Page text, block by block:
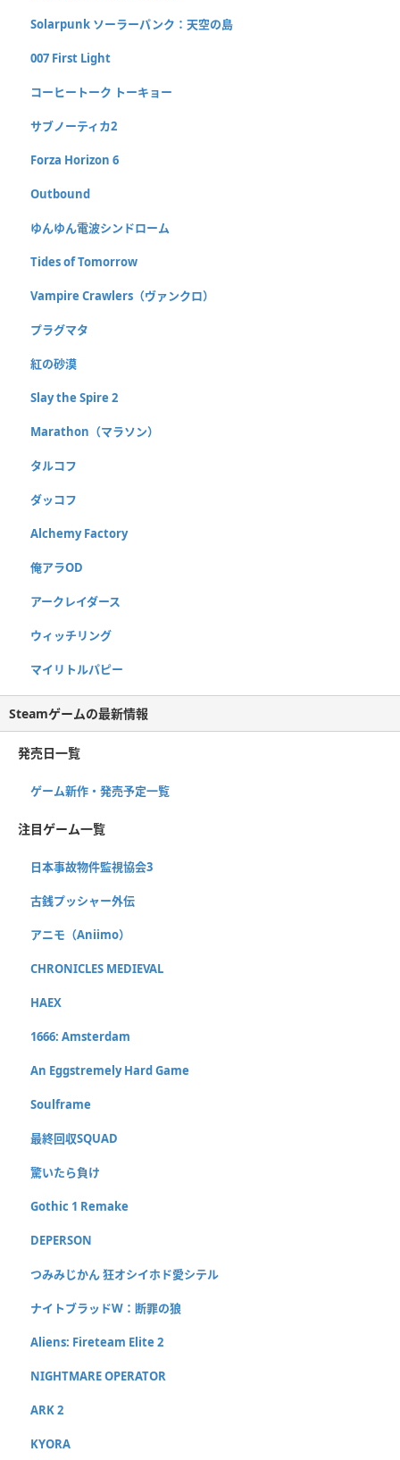
Solarpunk ソーラーパンク：天空の島
007 First Light
コーヒートーク トーキョー
サブノーティカ2
Forza Horizon 6
Outbound
ゆんゆん電波シンドローム
Tides of Tomorrow
Vampire Crawlers（ヴァンクロ）
プラグマタ
紅の砂漠
Slay the Spire 2
Marathon（マラソン）
タルコフ
ダッコフ
Alchemy Factory
俺アラOD
アークレイダース
ウィッチリング
マイリトルパピー
Steamゲームの最新情報
発売日一覧
ゲーム新作・発売予定一覧
注目ゲーム一覧
日本事故物件監視協会3
古銭プッシャー外伝
アニモ（Aniimo）
CHRONICLES MEDIEVAL
HAEX
1666: Amsterdam
An Eggstremely Hard Game
Soulframe
最終回収SQUAD
驚いたら負け
Gothic 1 Remake
DEPERSON
つみみじかん 狂オシイホド愛シテル
ナイトブラッドW：断罪の狼
Aliens: Fireteam Elite 2
NIGHTMARE OPERATOR
ARK 2
KYORA